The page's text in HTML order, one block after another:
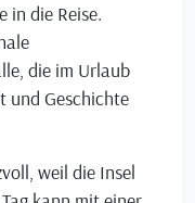
in die Reise.
die im Urlaub
und Geschichte
weil die Insel